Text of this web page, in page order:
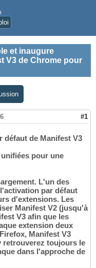
et inaugure
V3 de Chrome pour
#1
défaut de Manifest V3
pour une
L'un des
par défaut
d'extensions. Les
Manifest V2 (jusqu'à
V3 afin que les
extension deux
Manifest V3
retrouverez toujours le
dans l'approche de